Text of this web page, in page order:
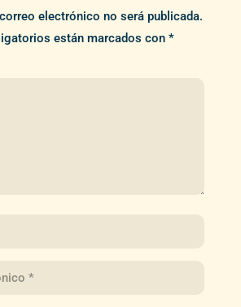
electrónico no será publicada.
están marcados con *